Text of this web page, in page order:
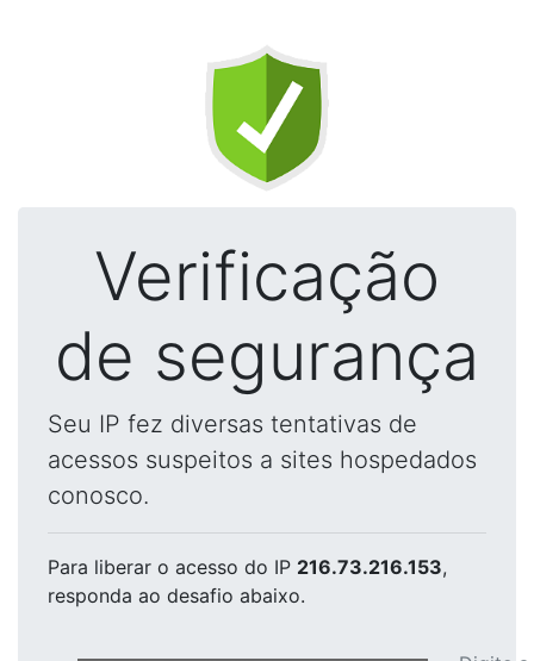
Verificação
de segurança
Seu IP fez diversas tentativas de
acessos suspeitos a sites hospedados
conosco.
Para liberar o acesso do IP 216.73.216.153,
responda ao desafio abaixo.